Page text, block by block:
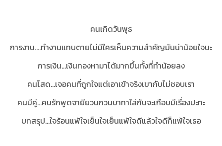
คนเกิดวันพุธ
การงาน....ทำงานแทบตายไม่มีใครเห็นความสำคัญมันน่าน้อยใจนะ
การเงิน...เงินทองหามาได้มากขึ้นทั้งที่ทำน้อยลง
คนโสด...เจอคนที่ถูกใจแต่เอาเข้าจริงเขากับไม่ชอบเรา
คนมีคู่...คนรักพูดจายียวนกวนบาทาใส่กันจะเกือบมีเรื่องปะทะ
บทสรุป...ใจร้อนแพ้ใจเย็นใจเย็นแพ้ใจดีแล้วใจดีก็แพ้ใจเธอ